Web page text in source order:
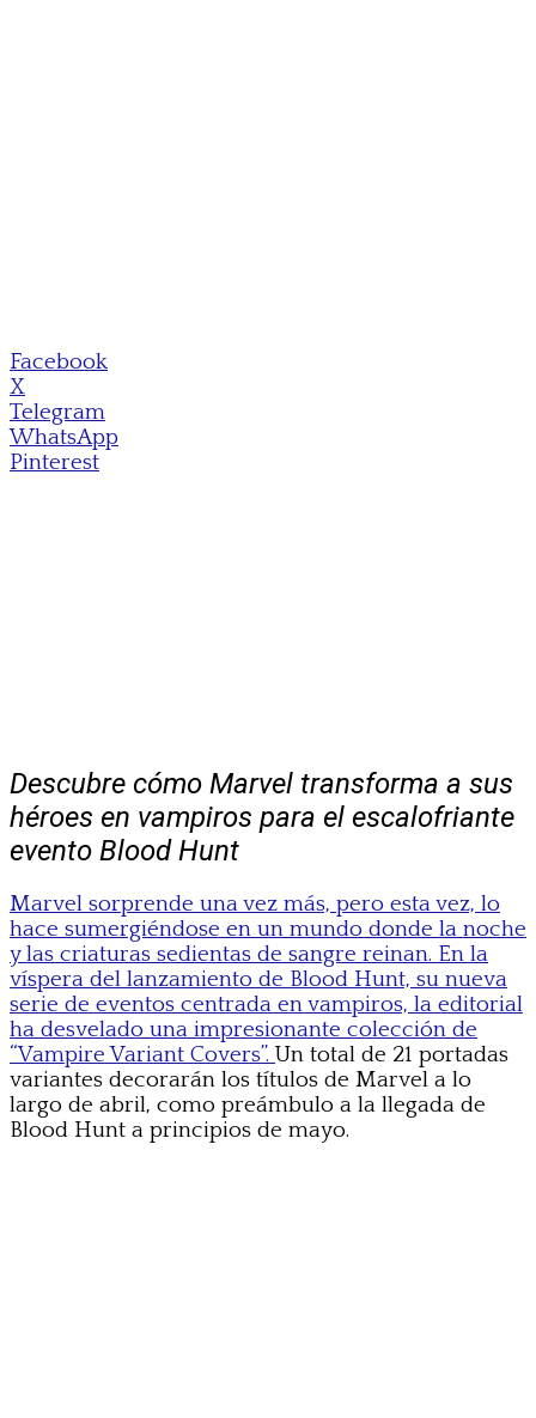
Facebook
X
Telegram
WhatsApp
Pinterest
Descubre cómo Marvel transforma a sus
héroes en vampiros para el escalofriante
evento Blood Hunt
Marvel sorprende una vez más, pero esta vez, lo
hace sumergiéndose en un mundo donde la noche
y las criaturas sedientas de sangre reinan. En la
víspera del lanzamiento de Blood Hunt, su nueva
serie de eventos centrada en vampiros, la editorial
ha desvelado una impresionante colección de
“Vampire Variant Covers”. Un total de 21 portadas
variantes decorarán los títulos de Marvel a lo
largo de abril, como preámbulo a la llegada de
Blood Hunt a principios de mayo.